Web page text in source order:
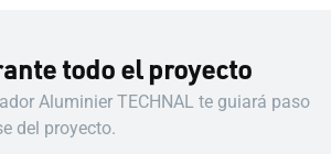
todo el proyecto
Aluminier TECHNAL te guiará paso
del proyecto.